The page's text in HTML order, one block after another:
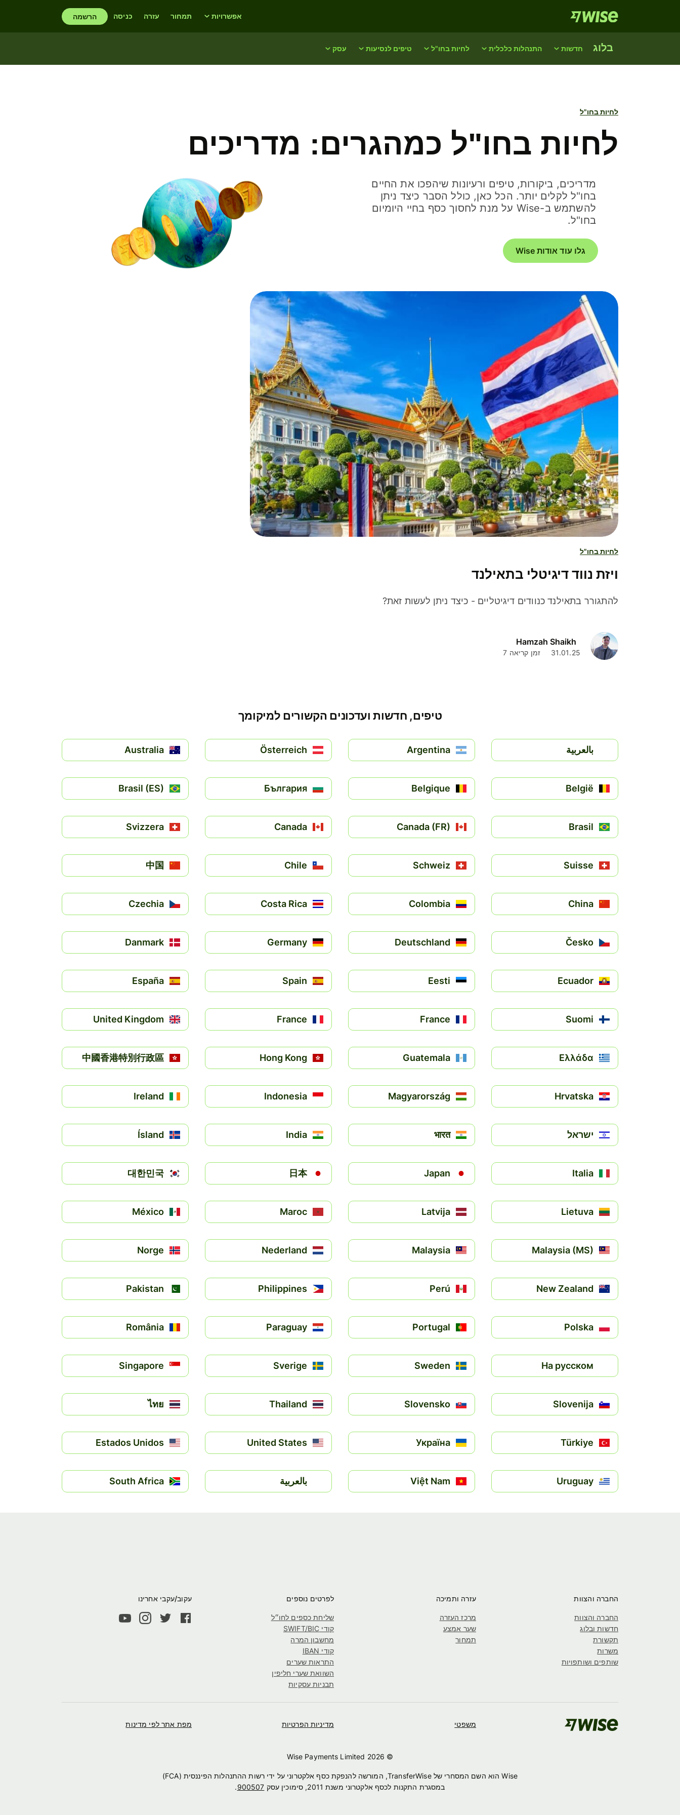
בלוג חדשות התנהלות כלכלית לחיות בחו"ל טיפים לנסיעות עסק
אפשרויות תמחור עזרה כניסה הרשמה
לחיות בחו"ל
לחיות בחו"ל כמהגרים: מדריכים
מדריכים, ביקורות, טיפים ורעיונות שיהפכו את החיים
בחו"ל לקלים יותר. הכל כאן, כולל הסבר כיצד ניתן
להשתמש ב-Wise על מנת לחסוך כסף בחיי היומיום
בחו"ל.
גלו עוד אודות Wise
לחיות בחו"ל
ויזת נווד דיגיטלי בתאילנד
להתגורר בתאילנד כנוודים דיגיטליים - כיצד ניתן לעשות זאת?
Hamzah Shaikh
31.01.25 זמן קריאה 7
טיפים, חדשות ועדכונים הקשורים למיקומך
بالعربية Argentina
Österreich
Australia
België
Belgique
България
Brasil (ES)
Brasil
Canada (FR)
Canada
Svizzera
Suisse
Schweiz
Chile
中国
China
Colombia
Costa Rica
Czechia
Česko
Deutschland
Germany
Danmark
Ecuador
Eesti
Spain
España
Suomi
France
France
United Kingdom
Ελλάδα
Guatemala
Hong Kong
中國香港特別行政區
Hrvatska
Magyarország
Indonesia
Ireland
ישראל भारत
India
Ísland
Italia
Japan
日本
대한민국
Lietuva
Latvija
Maroc
México
Malaysia (MS)
Malaysia
Nederland
Norge
New Zealand
Perú
Philippines
Pakistan
Polska
Portugal
Paraguay
România
На русском
Sweden
Sverige
Singapore
Slovenija
Slovensko
Thailand
ไทย
Türkiye
Україна
United States
Estados Unidos
Uruguay
Việt Nam بالعربية South Africa
החברה והצוות
החברה והצוות
חדשות ובלוג
תקשורת
משרות
שותפים ושותפויות
עזרה ותמיכה
מרכז העזרה
שער אמצע
תמחור
לפרטים נוספים
שליחת כספים לחו״ל
קודי SWIFT/BIC
מחשבון המרה
קודי IBAN
התראות שערים
השוואת שערי חליפין
תבניות עסקיות
עקוב/עקבי אחרינו
משפטי מדיניות הפרטיות מפת אתר לפי מדינות
© Wise Payments Limited
2026
Wise הוא השם המסחרי של TransferWise, המורשה להנפקת כסף אלקטרוני על ידי רשות ההתנהלות הפיננסית (FCA)
במסגרת התקנות לכסף אלקטרוני משנת 2011, סימוכין עסק
900507
.